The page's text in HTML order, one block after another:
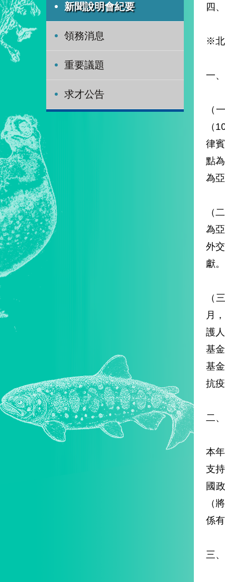
新聞說明會紀要
領務消息
重要議題
求才公告
四
※北
一
（
（
律
點
為
（
為
外
獻。
（
月
護
基
基
抗
二
本
支
國
（
係
三